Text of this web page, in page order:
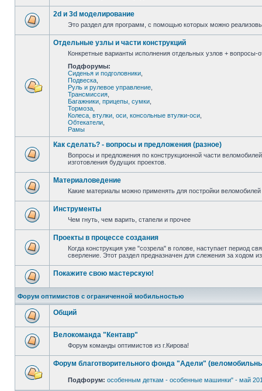
2d и 3d моделирование
Это раздел для программ, с помощью которых можно
Отдельные узлы и части конструкций
Конкретные варианты исполнения отдельных узлов + вопросы-
Подфорумы:
Сиденья и подголовники
Подвеска
Руль и рулевое управление
Трансмиссия
Багажники, прицепы, сумки
Тормоза
Колеса, втулки, оси, консольные втулки-оси
Обтекатели
Рамы
Как сделать? - вопросы и предложения (разное)
Вопросы и предложения по конструкционной части
изготовления будущих проектов.
Материаловедение
Какие материалы можно применять для постройки
Инструменты
Чем гнуть, чем варить, стапели и прочее
Проекты в процессе создания
Когда конструкция уже "созрела" в голове, наступает период
сверление. Этот раздел предназначен для слежения за ходом
Покажите свою мастерскую!
Форум оптимистов с ограниченной мобильностью
Общий
Велокоманда "Кентавр"
Форум команды оптимистов из г.Кирова!
Форум благотворительного фонда "Адели"
Подфорум: особенным деткам - особенные машинки" - май